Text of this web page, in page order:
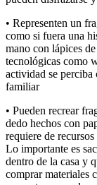
• Representen un
como si fuera una
mano con lápices
tecnológicas como
actividad se
familiar
• Pueden recrear
dedo hechos con
requiere de
Lo importante es
dentro de la casa y
comprar materiales